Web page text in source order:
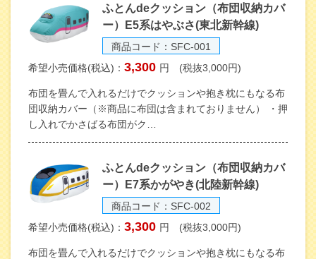
ふとんdeクッション（布団収納カバ
ー）E5系はやぶさ(東北新幹線)
商品コード：SFC-001
希望小売価格(税込)： 3,300 円 (税抜3,000円)
布団を畳んで入れるだけでクッションや抱き枕にもなる布
団収納カバー（※商品に布団は含まれておりません） ・押
し入れでかさばる布団がク…
ふとんdeクッション（布団収納カバ
ー）E7系かがやき(北陸新幹線)
商品コード：SFC-002
希望小売価格(税込)： 3,300 円 (税抜3,000円)
布団を畳んで入れるだけでクッションや抱き枕にもなる布